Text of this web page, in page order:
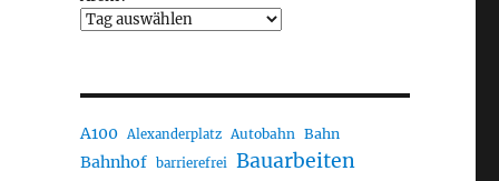
A100 Alexanderplatz Autobahn Bahn
Bahnhof barrierefrei Bauarbeiten